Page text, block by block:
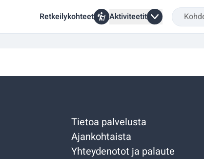
Retkeilykohteet Aktiviteetit
Tietoa palvelusta
Ajankohtaista
Yhteydenotot ja palaute